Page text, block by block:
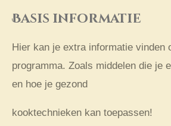
Basis informatie
Hier kan je extra informatie vinden
programma. Zoals middelen die je
en hoe je gezond
kooktechnieken kan toepassen!